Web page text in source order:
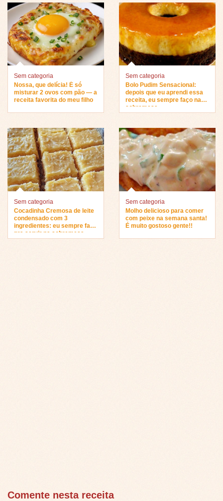
Sem categoria
Nossa, que delícia! É só
misturar 2 ovos com pão — a
receita favorita do meu filho
Sem categoria
Bolo Pudim Sensacional:
depois que eu aprendi essa
receita, eu sempre faço na
sobremesa…
Sem categoria
Cocadinha Cremosa de leite
condensado com 3
ingredientes: eu sempre faço
pra servir na sobremesa…
Sem categoria
Molho delicioso para comer
com peixe na semana santa!
É muito gostoso gente!!
Comente nesta receita